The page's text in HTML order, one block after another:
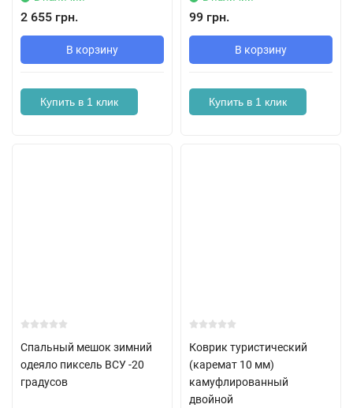
2 655 грн.
В корзину
Купить в 1 клик
99 грн.
В корзину
Купить в 1 клик
Спальный мешок зимний
одеяло пиксель ВСУ -20
градусов
Коврик туристический
(каремат 10 мм)
камуфлированный
двойной